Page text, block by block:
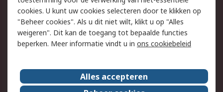
Cookiebeleid
Email veiligheid
Privacybeleid
Websitevoorwaarden
Algemene
verkoopvoorwaarden
Over RS
cookies. U kunt uw cookies selecteren door te klikken op
"Beheer cookies". Als u dit niet wilt, klikt u op "Alles
weigeren". Dit kan de toegang tot bepaalde functies
beperken. Meer informatie vindt u in ons cookiebeleid
Alles accepteren